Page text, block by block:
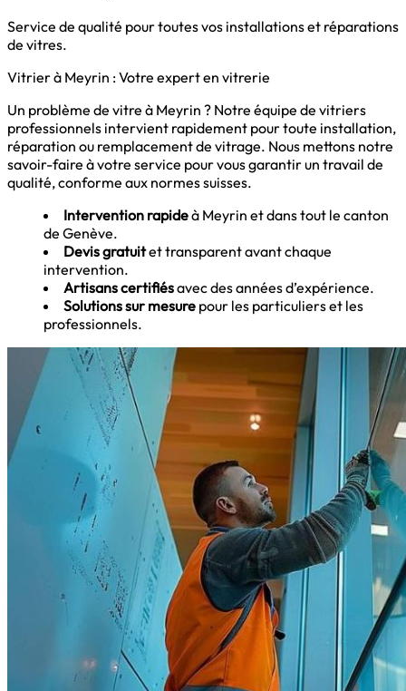
Service de qualité pour toutes vos installations et réparations
de vitres.
Vitrier à Meyrin : Votre expert en vitrerie
Un problème de vitre à Meyrin ? Notre équipe de vitriers
professionnels intervient rapidement pour toute installation,
réparation ou remplacement de vitrage. Nous mettons notre
savoir-faire à votre service pour vous garantir un travail de
qualité, conforme aux normes suisses.
Intervention rapideà Meyrin et dans tout le canton
de Genève.
Devis gratuitet transparent avant chaque
intervention.
Artisans certifiésavec des années d’expérience.
Solutions sur mesure pour les particuliers et les
professionnels.